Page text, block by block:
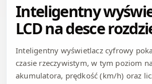
Inteligentny
LCD na desce
Inteligentny wyświetlacz cyfrowy
czasie rzeczywistym, w tym poziom
akumulatora, prędkość (km/h) oraz